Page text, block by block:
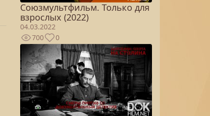
Союзмультфильм. Только для
взрослых (2022)
04.03.2022
700
0